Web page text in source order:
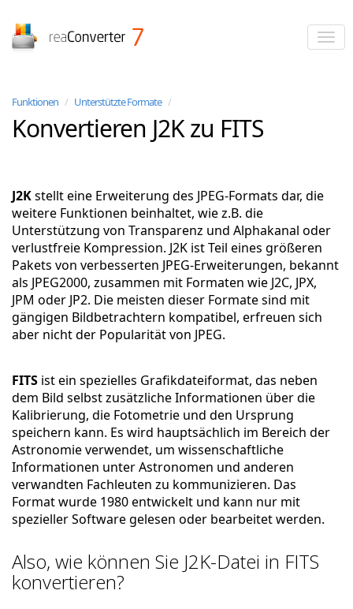
Funktionen / Unterstützte Formate /
Konvertieren J2K zu FITS
J2Kstellt eine Erweiterung des JPEG-Formats dar, die
weitere Funktionen beinhaltet, wie z.B. die
Unterstützung von Transparenz und Alphakanal oder
verlustfreie Kompression. J2K ist Teil eines größeren
Pakets von verbesserten JPEG-Erweiterungen, bekannt
als JPEG2000, zusammen mit Formaten wie J2C, JPX,
JPM oder JP2. Die meisten dieser Formate sind mit
gängigen Bildbetrachtern kompatibel, erfreuen sich
aber nicht der Popularität von JPEG.
FITS ist ein spezielles Grafikdateiformat, das neben
dem Bild selbst zusätzliche Informationen über die
Kalibrierung, die Fotometrie und den Ursprung
speichern kann. Es wird hauptsächlich im Bereich der
Astronomie verwendet, um wissenschaftliche
Informationen unter Astronomen und anderen
verwandten Fachleuten zu kommunizieren. Das
Format wurde 1980 entwickelt und kann nur mit
spezieller Software gelesen oder bearbeitet werden.
Also, wie können Sie J2K-Datei in FITS
konvertieren?